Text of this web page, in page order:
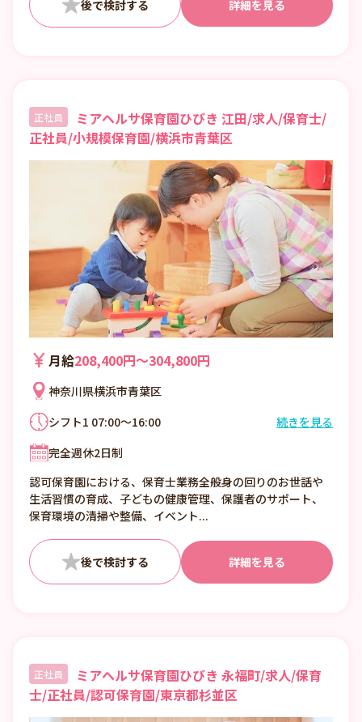
詳細を見る
正社員
ミアヘルサ保育園ひびき 江田/求人/保育士/
正社員/小規模保育園/横浜市青葉区
月給208,400円〜304,800円
神奈川県横浜市青葉区
シフト1 07:00～16:00
シフト3 11:30～20:30
続きを見る
完全週休2日制
認可保育園における、保育士業務全般身の回りのお世話や
生活習慣の育成、子どもの健康管理、保護者のサポート、
保育環境の清掃や整備、イベント...
詳細を見る
正社員
ミアヘルサ保育園ひびき 永福町/求人/保育
士/正社員/認可保育園/東京都杉並区